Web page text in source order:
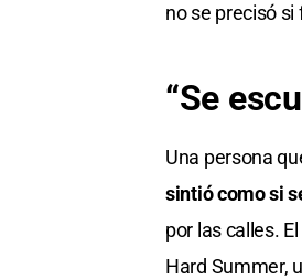
no se precisó
“Se
Una persona
sintió como si
por las calles.
Hard Summer,